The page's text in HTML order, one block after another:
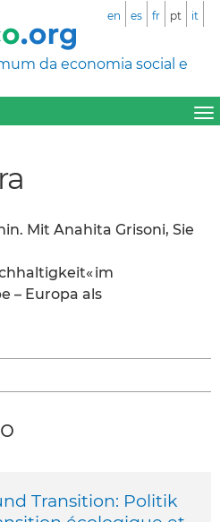
da economia social e
en es fr pt it
Mit Anahita Grisoni, Sie
im
– Europa als
Transition: Politik